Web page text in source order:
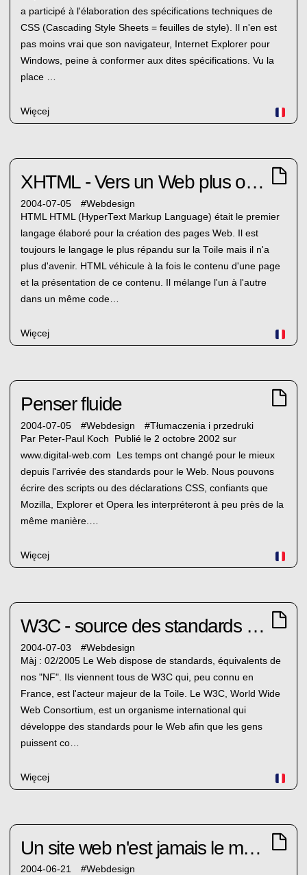
a participé à l'élaboration des spécifications techniques de
CSS (Cascading Style Sheets = feuilles de style). Il n'en est
pas moins vrai que son navigateur, Internet Explorer pour
Windows, peine à conformer aux dites spécifications. Vu la
place …
Więcej
XHTML - Vers un Web plus ouvert et rigoureux
2004-07-05 #Webdesign
HTML HTML (HyperText Markup Language) était le premier
langage élaboré pour la création des pages Web. Il est
toujours le langage le plus répandu sur la Toile mais il n'a
plus d'avenir. HTML véhicule à la fois le contenu d'une page
et la présentation de ce contenu. Il mélange l'un à l'autre
dans un même code…
Więcej
Penser fluide
2004-07-05 #Webdesign #Tłumaczenia i przedruki
Par Peter-Paul Koch Publié le 2 octobre 2002 sur
www.digital-web.com Les temps ont changé pour le mieux
depuis l'arrivée des standards pour le Web. Nous pouvons
écrire des scripts ou des déclarations CSS, confiants que
Mozilla, Explorer et Opera les interpréteront à peu près de la
même manière.…
Więcej
W3C - source des standards pour le Web
2004-07-03 #Webdesign
Màj : 02/2005 Le Web dispose de standards, équivalents de
nos "NF". Ils viennent tous de W3C qui, peu connu en
France, est l'acteur majeur de la Toile. Le W3C, World Wide
Web Consortium, est un organisme international qui
développe des standards pour le Web afin que les gens
puissent co…
Więcej
Un site web n'est jamais le même
2004-06-21 #Webdesign